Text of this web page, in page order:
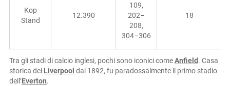
Kop
Stand
12.390
109,
202–
208,
304–306
18
Tra gli stadi di calcio inglesi, pochi sono iconici comeAnfield . Casa
storica del Liverpool dal 1892, fu paradossalmente il primo stadio
dell’Everton.